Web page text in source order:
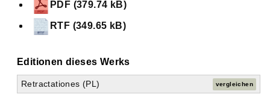
PDF (379.74 kB)
RTF (349.65 kB)
Editionen dieses Werks
Retractationes (PL) vergleichen